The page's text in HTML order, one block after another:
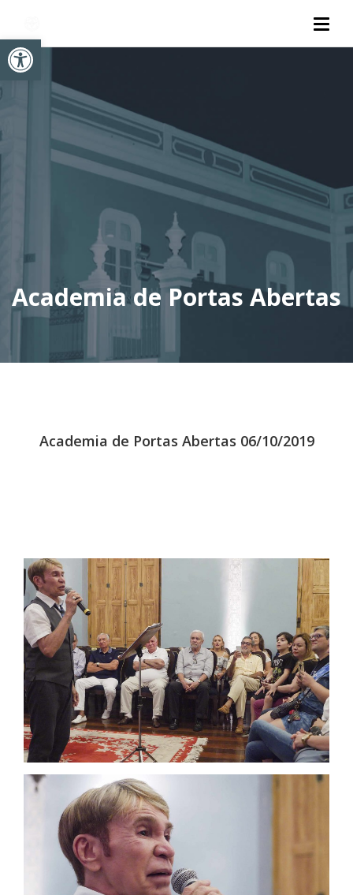
Abrir a barra de ferramentas
Academia de Portas Abertas
Academia de Portas Abertas 06/10/2019